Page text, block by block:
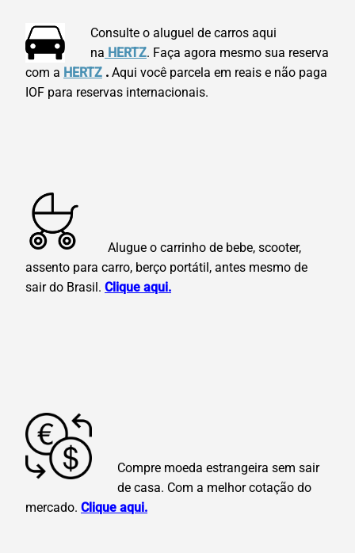
Consulte o aluguel de carros aqui
na HERTZ. Faça agora mesmo sua reserva
com a HERTZ . Aqui você parcela em reais e não paga
IOF para reservas internacionais.
Alugue o carrinho de bebe, scooter,
assento para carro, berço portátil, antes mesmo de
sair do Brasil. Clique aqui.
Compre moeda estrangeira sem sair
de casa. Com a melhor cotação do
mercado. Clique aqui.